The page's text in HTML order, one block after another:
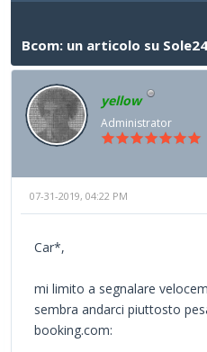
Bcom: un articolo su
yellow
Administrator
07-31-2019, 04:22 PM
Car*,
mi limito a segnalare
sembra andarci piuttosto
booking.com: